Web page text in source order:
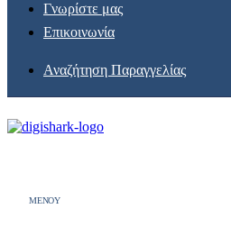
Γνωρίστε μας
Επικοινωνία
Αναζήτηση Παραγγελίας
MENOY